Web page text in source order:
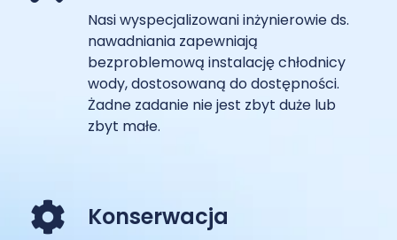
Nasi wyspecjalizowani inżynierowie ds.
nawadniania zapewniają
bezproblemową instalację chłodnicy
wody, dostosowaną do dostępności.
Żadne zadanie nie jest zbyt duże lub
zbyt małe.
Konserwacja